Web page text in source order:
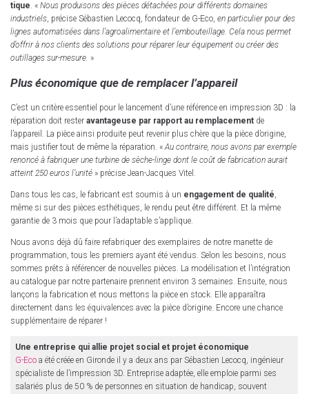
tique. « Nous produisons des pièces détachées pour différents domaines
industriels, précise Sébastien Lecocq, fondateur de G-Eco, en particulier pour des
lignes automatisées dans l’agroalimentaire et l’embouteillage. Cela nous permet
d’offrir à nos clients des solutions pour réparer leur équipement ou créer des
outillages sur-mesure. »
Plus économique que de remplacer l’appareil
C’est un critère essentiel pour le lancement d’une référence en impression 3D : la
réparation doit rester avantageuse par rapport au remplacement de
l’appareil. La pièce ainsi produite peut revenir plus chère que la pièce d’origine,
mais justifier tout de même la réparation. «Au contraire, nous avons par exemple
renoncé à fabriquer une turbine de sèche-linge dont le coût de fabrication aurait
atteint 250 euros l’unité » précise Jean-Jacques Vitel.
Dans tous les cas, le fabricant est soumis à un engagement de qualité,
même si sur des pièces esthétiques, le rendu peut être différent. Et la même
garantie de 3 mois que pour l’adaptable s’applique.
Nous avons déjà dû faire refabriquer des exemplaires de notre manette de
programmation, tous les premiers ayant été vendus. Selon les besoins, nous
sommes prêts à référencer de nouvelles pièces. La modélisation et l’intégration
au catalogue par notre partenaire prennent environ 3 semaines. Ensuite, nous
lançons la fabrication et nous mettons la pièce en stock. Elle apparaîtra
directement dans les équivalences avec la pièce d’origine. Encore une chance
supplémentaire de réparer !
Une entreprise qui allie projet social et projet économique
G-Eco a été créée en Gironde il y a deux ans par Sébastien Lecocq, ingénieur
spécialiste de l’impression 3D. Entreprise adaptée, elle emploie parmi ses
salariés plus de 50 % de personnes en situation de handicap, souvent